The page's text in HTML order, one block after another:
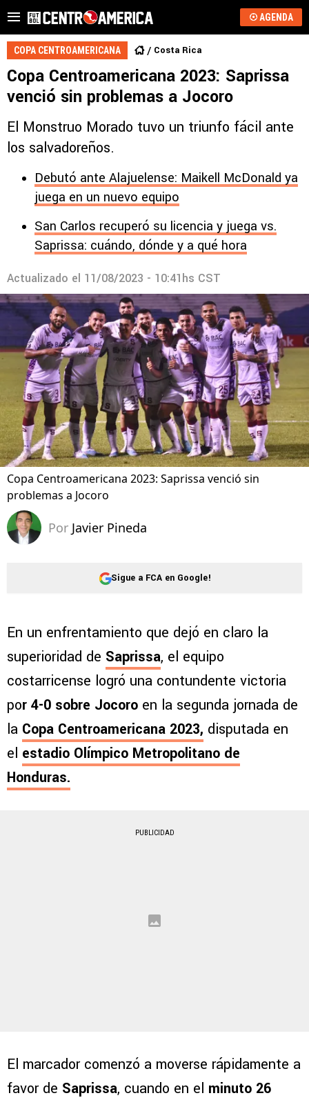
AGENDA
COPA CENTROAMERICANA Costa Rica
Copa Centroamericana 2023: Saprissa
venció sin problemas a Jocoro
El Monstruo Morado tuvo un triunfo fácil ante
los salvadoreños.
Debutó ante Alajuelense: Maikell McDonald ya
juega en un nuevo equipo
San Carlos recuperó su licencia y juega vs.
Saprissa: cuándo, dónde y a qué hora
Actualizado el 11/08/2023 - 10:41hs CST
Copa Centroamericana 2023: Saprissa venció sin
problemas a Jocoro
Por Javier Pineda
Sigue a FCA en Google!
En un enfrentamiento que dejó en claro la
superioridad de Saprissa, el equipo
costarricense logró una contundente victoria
por 4-0 sobre Jocoro en la segunda jornada de
la Copa Centroamericana 2023, disputada en
el estadio Olímpico Metropolitano de
Honduras.
PUBLICIDAD
El marcador comenzó a moverse rápidamente a
favor de Saprissa, cuando en el minuto 26